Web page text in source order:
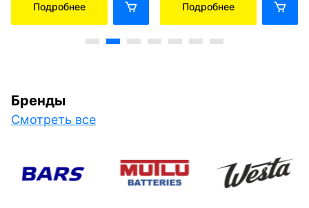
Подробнее Подробнее
Бренды
Смотреть все